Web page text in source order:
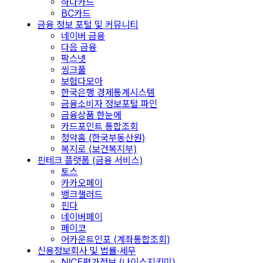
BC카드
금융 정보 포털 및 커뮤니티
네이버 금융
다음 금융
팍스넷
씽크풀
보험다모아
한국은행 경제통계시스템
금융소비자 정보포털 파인
금융상품 한눈에
카드포인트 통합조회
청약홈 (한국부동산원)
복지로 (보건복지부)
핀테크 플랫폼 (금융 서비스)
토스
카카오페이
뱅크샐러드
핀다
네이버페이
페이코
어카운트인포 (계좌통합조회)
신용정보회사 및 법률·세무